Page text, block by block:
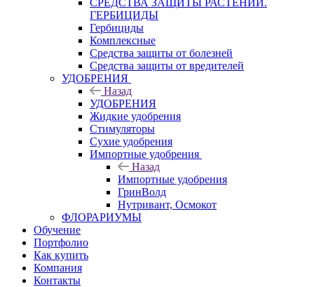
СРЕДСТВА ЗАЩИТЫ РАСТЕНИЙ.
ГЕРБИЦИДЫ
Гербициды
Комплексные
Средства защиты от болезней
Средства защиты от вредителей
УДОБРЕНИЯ
Назад
УДОБРЕНИЯ
Жидкие удобрения
Стимуляторы
Сухие удобрения
Импортные удобрения
Назад
Импортные удобрения
ГринВолд
Нутривант, Осмокот
ФЛОРАРИУМЫ
Обучение
Портфолио
Как купить
Компания
Контакты